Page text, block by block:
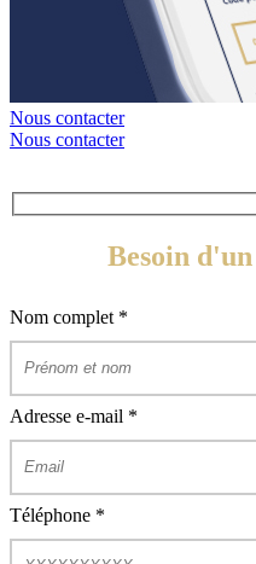
Nous contacter
Nous contacter
Besoin
Nom complet *
Adresse e-mail *
Téléphone *